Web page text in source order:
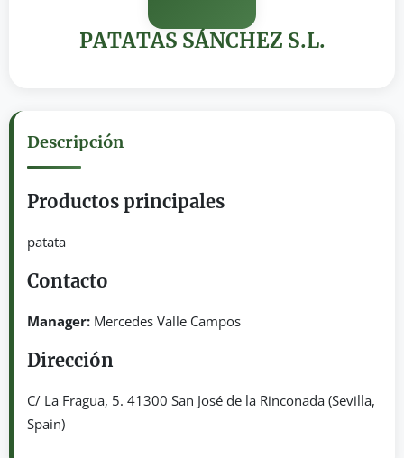
PATATAS SÁNCHEZ S.L.
Descripción
Productos principales
patata
Contacto
Manager: Mercedes Valle Campos
Dirección
C/ La Fragua, 5. 41300 San José de la Rinconada (Sevilla,
Spain)